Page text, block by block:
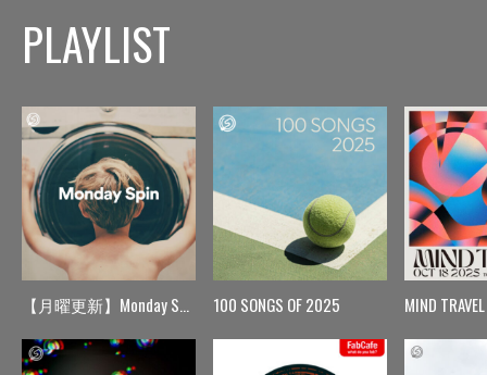
PLAYLIST
【月曜更新】Monday Spin 100 SONGS OF 2025 MIND TRAVEL